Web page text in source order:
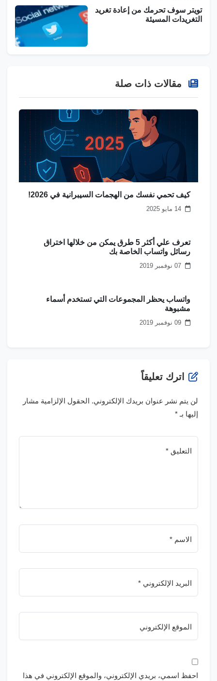
تويتر سوف تحرمك من إعادة تغريد
التغريدات المسيئة
مقالات ذات صلة
كيف تحمي نفسك من الهجمات السيبرانية في 2026!
تعرف علي أكثر 5 طرق يمكن من خلالها اختراق
رسائل واتساب الخاصة بك
واتساب يحظر المجموعات التي تستخدم أسماء
مشبوهة
اترك تعليقاً
لن يتم نشر عنوان بريدك الإلكتروني. الحقول الإلزامية مشار
إليها بـ *
التعليق *
الاسم *
البريد الإلكتروني *
الموقع الإلكتروني
احفظ اسمي، بريدي الإلكتروني، والموقع الإلكتروني في هذا